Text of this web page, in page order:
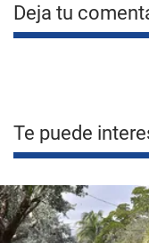
Deja tu
Te puede